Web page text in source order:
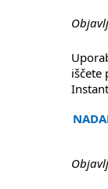
iščete